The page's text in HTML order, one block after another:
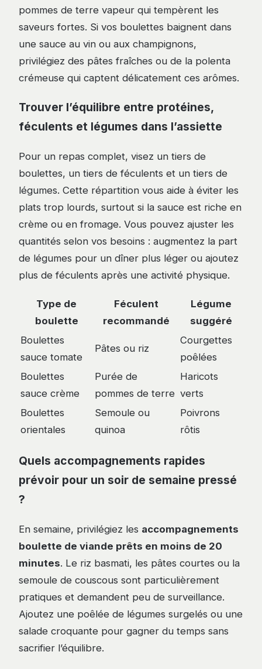
pommes de terre vapeur qui tempèrent les
saveurs fortes. Si vos boulettes baignent dans
une sauce au vin ou aux champignons,
privilégiez des pâtes fraîches ou de la polenta
crémeuse qui captent délicatement ces arômes.
Trouver l’équilibre entre protéines,
féculents et légumes dans l’assiette
Pour un repas complet, visez un tiers de
boulettes, un tiers de féculents et un tiers de
légumes. Cette répartition vous aide à éviter les
plats trop lourds, surtout si la sauce est riche en
crème ou en fromage. Vous pouvez ajuster les
quantités selon vos besoins : augmentez la part
de légumes pour un dîner plus léger ou ajoutez
plus de féculents après une activité physique.
Type de
boulette
Féculent
recommandé
Légume
suggéré
Boulettes
sauce tomate
Pâtes ou riz
Courgettes
poêlées
Boulettes
sauce crème
Purée de
pommes de terre
Haricots
verts
Boulettes
orientales
Semoule ou
quinoa
Poivrons
rôtis
Quels accompagnements rapides
prévoir pour un soir de semaine pressé
?
En semaine, privilégiez les accompagnements
boulette de viande prêts en moins de 20
minutes. Le riz basmati, les pâtes courtes ou la
semoule de couscous sont particulièrement
pratiques et demandent peu de surveillance.
Ajoutez une poêlée de légumes surgelés ou une
salade croquante pour gagner du temps sans
sacrifier l’équilibre.